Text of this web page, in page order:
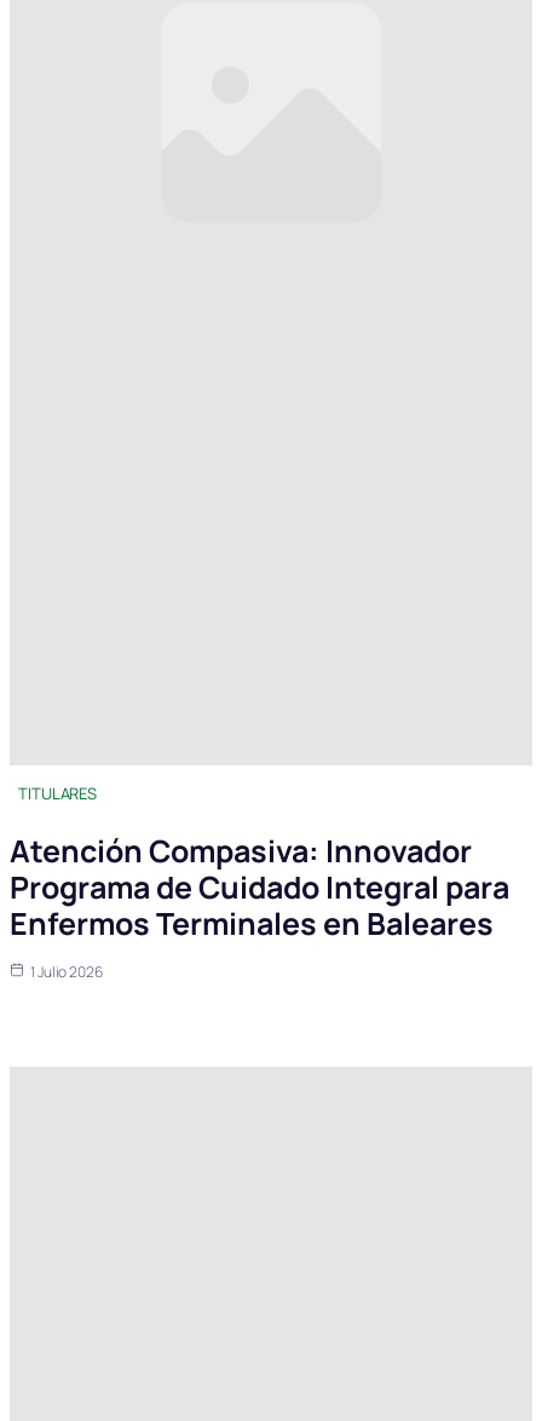
TITULARES
Atención Compasiva: Innovador
Programa de Cuidado Integral para
Enfermos Terminales en Baleares
1 Julio 2026